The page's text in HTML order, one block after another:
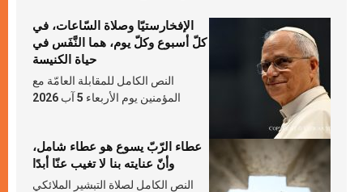
الإفخارستيّا وصلاة السّاعات، في
كلّ أسبوع وكلّ يوم، هما النَّفَس في
حياة الكنيسة
النص الكامل للمقابلة العامّة مع
المؤمنين يوم الأربعاء 5 آب 2026
عطاء الرّبّ يسوع هو عطاء شامل،
وأنّ عنايته بنا لا تغيب عنّا أبدًا
النص الكامل لصلاة التبشير الملائكي